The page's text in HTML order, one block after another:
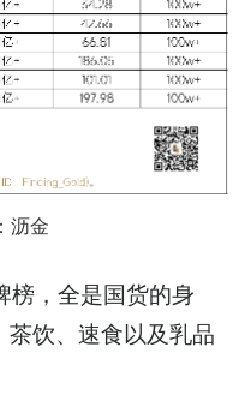
沥金
榜，全是国货的身
饮、速食以及乳品